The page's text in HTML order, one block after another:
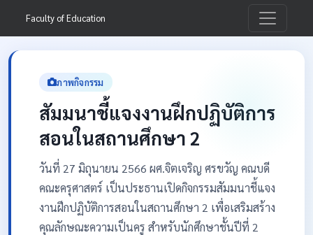
Faculty of Education
ภาพกิจกรรม
สัมมนาชี้แจงงานฝึกปฏิบัติการ
สอนในสถานศึกษา 2
วันที่ 27 มิถุนายน 2566 ผศ.จิตเจริญ ศรขวัญ คณบดี
คณะครุศาสตร์ เป็นประธานเปิดกิจกรรมสัมมนาชี้แจง
งานฝึกปฏิบัติการสอนในสถานศึกษา 2 เพื่อเสริมสร้าง
คุณลักษณะความเป็นครู สำหรับนักศึกษาชั้นปีที่ 2